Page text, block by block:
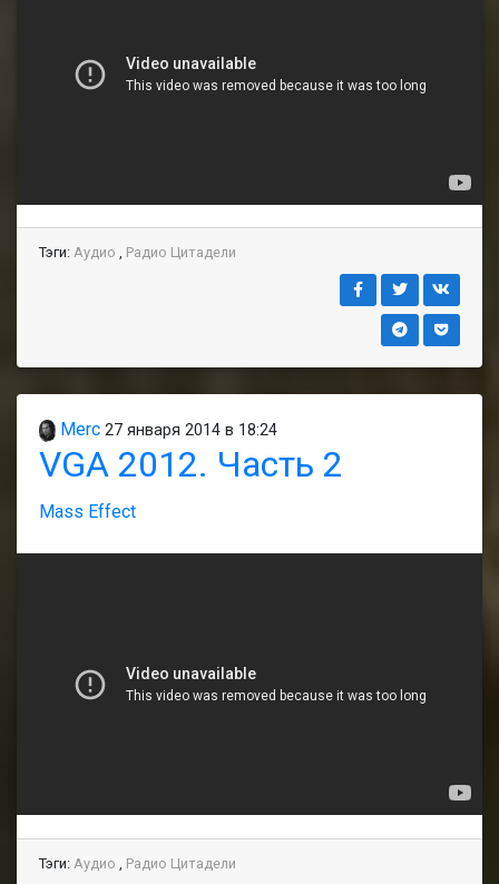
Тэги: Аудио , Радио Цитадели
Merc 27 января 2014 в 18:24
VGA 2012. Часть 2
Mass Effect
Тэги: Аудио Радио Цитадели